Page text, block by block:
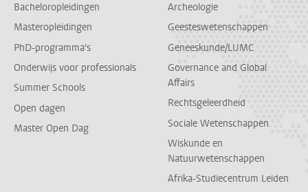
Bacheloropleidingen
Masteropleidingen
PhD-programma's
Onderwijs voor professionals
Summer Schools
Open dagen
Master Open Dag
Archeologie
Geesteswetenschappen
Geneeskunde/LUMC
Governance and Global
Affairs
Rechtsgeleerdheid
Sociale Wetenschappen
Wiskunde en
Natuurwetenschappen
Afrika-Studiecentrum Leiden